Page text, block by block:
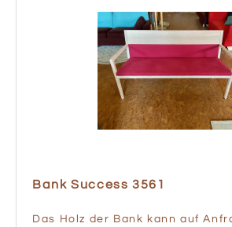
Bank Success 3561
Das Holz der Bank kann auf